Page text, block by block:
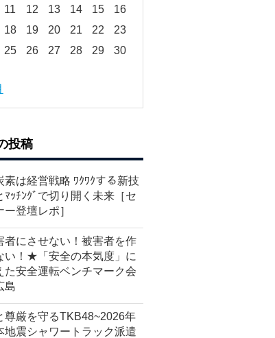
11 12 13 14 15
16
18 19 20 21 22
23
25 26 27 28 29
30
投稿
素は経営戦略 ﾜｸﾜｸする新技
ﾏｯﾁﾝｸﾞで切り開く未来［セ
ー登壇レポ］
者にさせない！被害者を作
い！★「安全の本気度」に
た安全運転ベンチマーク会
島
尊厳を守るTKB48~2026年
地震シャワートラック派遣